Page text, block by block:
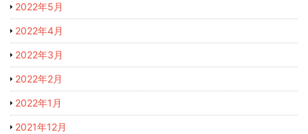
2022年5月
2022年4月
2022年3月
2022年2月
2022年1月
2021年12月